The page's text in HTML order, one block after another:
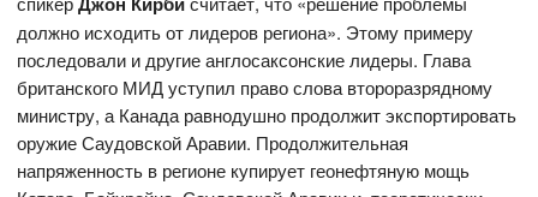
должно исходить от лидеров региона». Этому примеру
последовали и другие англосаксонские лидеры. Глава
британского МИД уступил право слова второразрядному
министру, а Канада равнодушно продолжит экспортировать
оружие Саудовской Аравии. Продолжительная
напряженность в регионе купирует геонефтяную мощь